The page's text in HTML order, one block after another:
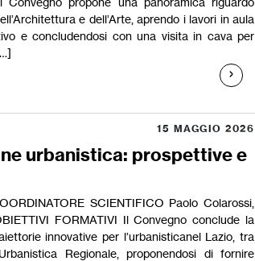
e dell’Arte, aprendo i lavori in aula
e concludendosi con una visita in cava per
15 MAGGIO 2026
urbanistica: prospettive e
SCIENTIFICO Paolo Colarossi,
FORMATIVI Il Convegno conclude la
innovative per l’urbanisticanel Lazio, tra
Regionale, proponendosi di fornire